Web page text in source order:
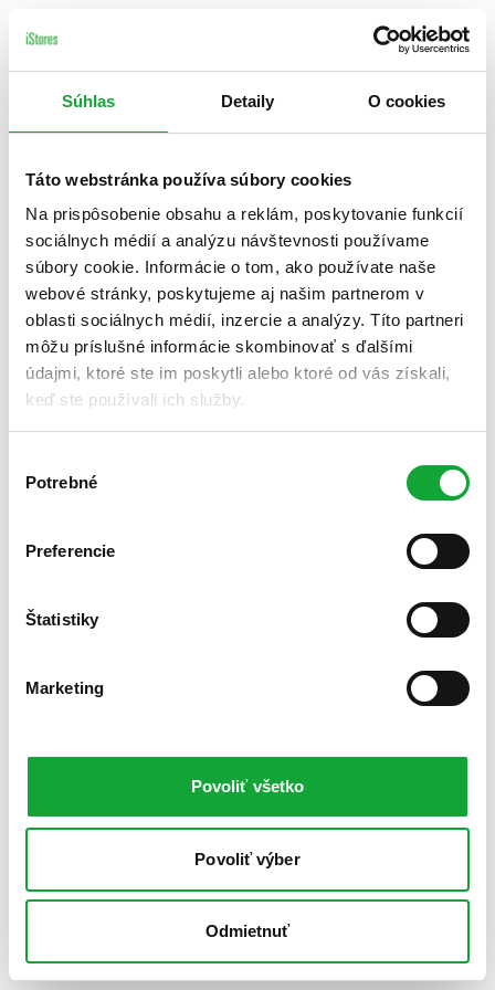
Súhlas Detaily O cookies
Táto webstránka používa súbory cookies
Na prispôsobenie obsahu a reklám, poskytovanie funkcií
sociálnych médií a analýzu návštevnosti používame
súbory cookie. Informácie o tom, ako používate naše
webové stránky, poskytujeme aj našim partnerom v
oblasti sociálnych médií, inzercie a analýzy. Títo partneri
môžu príslušné informácie skombinovať s ďalšími
údajmi, ktoré ste im poskytli alebo ktoré od vás získali,
keď ste používali ich služby.
súhlasu
Potrebné
Preferencie
Štatistiky
Marketing
Povoliť všetko
Povoliť výber
Odmietnuť